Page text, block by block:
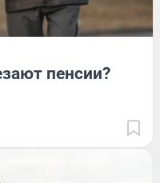
пенсии?